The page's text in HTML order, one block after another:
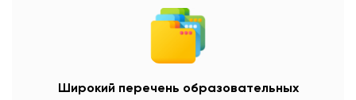
Широкий перечень образовательных